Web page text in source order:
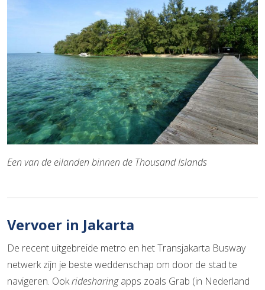
Een van de eilanden binnen de Thousand Islands
Vervoer in Jakarta
De recent uitgebreide metro en het Transjakarta Busway
netwerk zijn je beste weddenschap om door de stad te
navigeren. Ookridesharingapps zoals Grab (in Nederland